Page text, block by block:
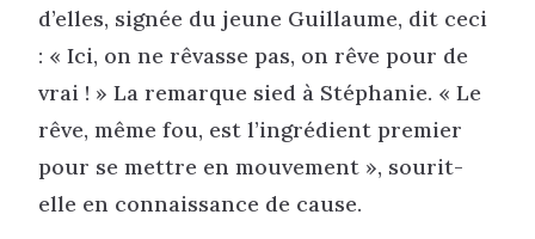
d’elles, signée du jeune Guillaume, dit ceci
: « Ici, on ne rêvasse pas, on rêve pour de
vrai ! » La remarque sied à Stéphanie. « Le
rêve, même fou, est l’ingrédient premier
pour se mettre en mouvement », sourit-
elle en connaissance de cause.